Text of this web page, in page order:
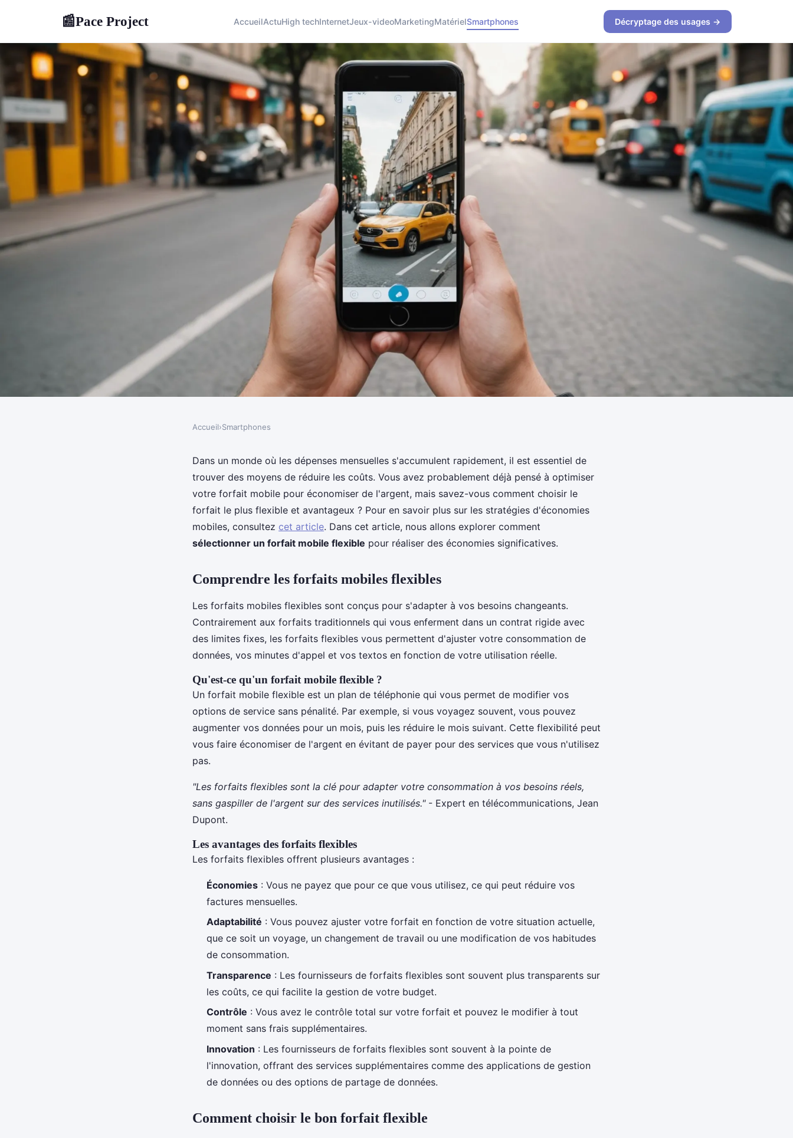
📰Pace Project AccueilActuHigh techInternetJeux-videoMarketingMatérielSmartphones Décryptage des usages →
Sélectionner un forfait mobile flexible
pour plus d'économies
Accueil›Smartphones
Dans un monde où les dépenses mensuelles s'accumulent rapidement, il est essentiel de
trouver des moyens de réduire les coûts. Vous avez probablement déjà pensé à optimiser
votre forfait mobile pour économiser de l'argent, mais savez-vous comment choisir le
forfait le plus flexible et avantageux ? Pour en savoir plus sur les stratégies d'économies
mobiles, consultez cet article. Dans cet article, nous allons explorer comment
sélectionner un forfait mobile flexible pour réaliser des économies significatives.
Comprendre les forfaits mobiles flexibles
Les forfaits mobiles flexibles sont conçus pour s'adapter à vos besoins changeants.
Contrairement aux forfaits traditionnels qui vous enferment dans un contrat rigide avec
des limites fixes, les forfaits flexibles vous permettent d'ajuster votre consommation de
données, vos minutes d'appel et vos textos en fonction de votre utilisation réelle.
Qu'est-ce qu'un forfait mobile flexible ?
Un forfait mobile flexible est un plan de téléphonie qui vous permet de modifier vos
options de service sans pénalité. Par exemple, si vous voyagez souvent, vous pouvez
augmenter vos données pour un mois, puis les réduire le mois suivant. Cette flexibilité peut
vous faire économiser de l'argent en évitant de payer pour des services que vous n'utilisez
pas.
"Les forfaits flexibles sont la clé pour adapter votre consommation à vos besoins réels,
sans gaspiller de l'argent sur des services inutilisés."- Expert en télécommunications, Jean
Dupont.
Les avantages des forfaits flexibles
Les forfaits flexibles offrent plusieurs avantages :
Économies : Vous ne payez que pour ce que vous utilisez, ce qui peut réduire vos
factures mensuelles.
Adaptabilité : Vous pouvez ajuster votre forfait en fonction de votre situation actuelle,
que ce soit un voyage, un changement de travail ou une modification de vos habitudes
de consommation.
Transparence : Les fournisseurs de forfaits flexibles sont souvent plus transparents sur
les coûts, ce qui facilite la gestion de votre budget.
Contrôle : Vous avez le contrôle total sur votre forfait et pouvez le modifier à tout
moment sans frais supplémentaires.
Innovation : Les fournisseurs de forfaits flexibles sont souvent à la pointe de
l'innovation, offrant des services supplémentaires comme des applications de gestion
de données ou des options de partage de données.
Comment choisir le bon forfait flexible